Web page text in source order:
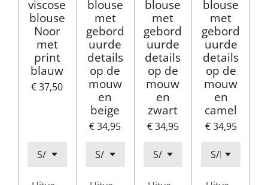
viscose
blouse
Noor
met
print
blauw
€ 37,50
blouse
met
gebord
uurde
details
op de
mouw
en
beige
€ 34,95
blouse
met
gebord
uurde
details
op de
mouw
en
zwart
€ 34,95
blouse
met
gebord
uurde
details
op de
mouw
en
camel
€ 34,95